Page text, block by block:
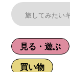
見る・遊ぶ
買い物